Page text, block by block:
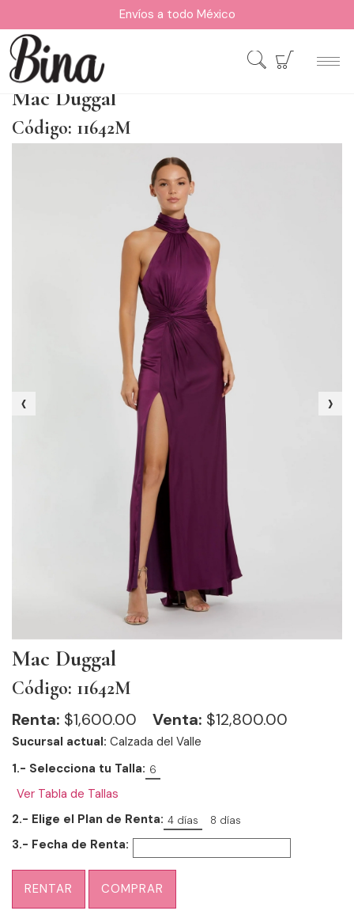
Envíos a todo México
Mac Duggal
Código: 11642M
‹ ›
Mac Duggal
Código: 11642M
Renta: $1,600.00 Venta: $12,800.00
Sucursal actual: Calzada del Valle
1.- Selecciona tu Talla: 6
Ver Tabla de Tallas
2.- Elige el Plan de Renta: 4 días 8 días
3.- Fecha de Renta:
RENTAR COMPRAR